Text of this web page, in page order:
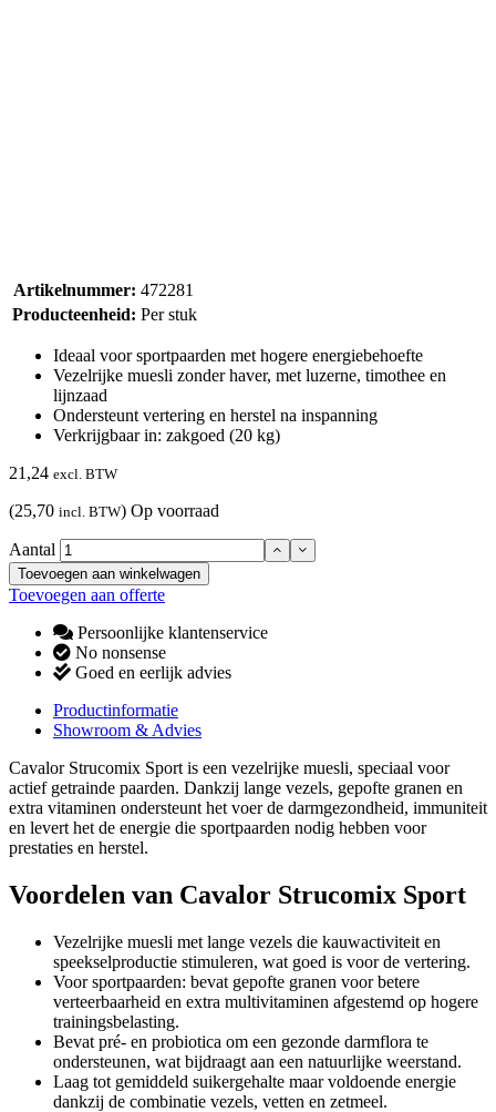
Artikelnummer: 472281
Producteenheid: Per stuk
Ideaal voor sportpaarden met hogere energiebehoefte
Vezelrijke muesli zonder haver, met luzerne, timothee en
lijnzaad
Ondersteunt vertering en herstel na inspanning
Verkrijgbaar in: zakgoed (20 kg)
21,24 excl. BTW
(25,70 incl. BTW) Op voorraad
Aantal
Toevoegen aan winkelwagen
Toevoegen aan offerte
Persoonlijke klantenservice
No nonsense
Goed en eerlijk advies
Productinformatie
Showroom & Advies
Cavalor Strucomix Sport is een vezelrijke muesli, speciaal voor
actief getrainde paarden. Dankzij lange vezels, gepofte granen en
extra vitaminen ondersteunt het voer de darmgezondheid, immuniteit
en levert het de energie die sportpaarden nodig hebben voor
prestaties en herstel.
Voordelen van Cavalor Strucomix Sport
Vezelrijke muesli met lange vezels die kauwactiviteit en
speekselproductie stimuleren, wat goed is voor de vertering.
Voor sportpaarden: bevat gepofte granen voor betere
verteerbaarheid en extra multivitaminen afgestemd op hogere
trainingsbelasting.
Bevat pré- en probiotica om een gezonde darmflora te
ondersteunen, wat bijdraagt aan een natuurlijke weerstand.
Laag tot gemiddeld suikergehalte maar voldoende energie
dankzij de combinatie vezels, vetten en zetmeel.